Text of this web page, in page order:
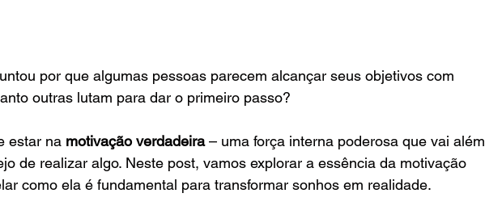
por que algumas pessoas parecem alcançar seus objetivos com
outras lutam para dar o primeiro passo?
estar na motivação verdadeira – uma força interna poderosa que vai além
de realizar algo. Neste post, vamos explorar a essência da motivação
como ela é fundamental para transformar sonhos em realidade.